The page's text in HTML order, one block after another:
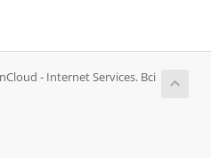
- Internet Services. Всі